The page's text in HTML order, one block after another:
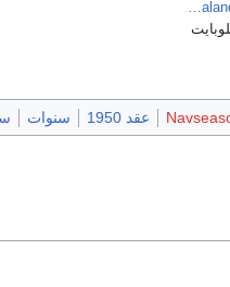
عقد 1950 سنوات